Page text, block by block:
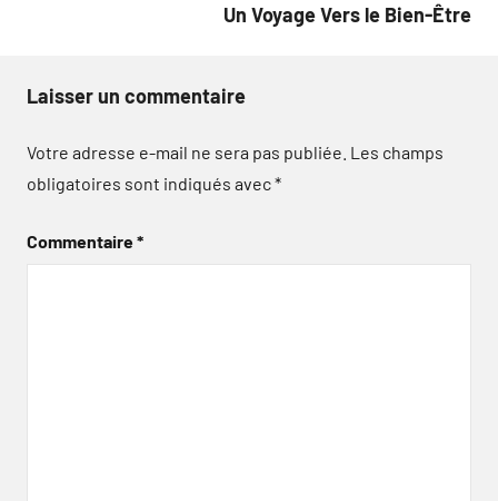
Un Voyage Vers le Bien-Être
Laisser un commentaire
Votre adresse e-mail ne sera pas publiée. Les champs
obligatoires sont indiqués avec*
Commentaire*